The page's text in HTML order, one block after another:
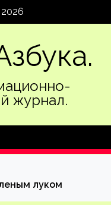
2026
журнал.
луком